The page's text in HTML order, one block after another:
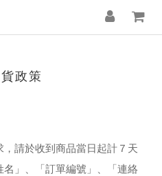
政策
請於收到商品當日起計７天
」、「訂單編號」、「連絡